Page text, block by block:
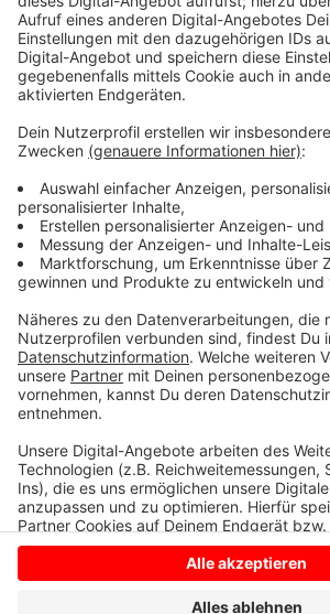
empfohlenen Herdenschutzes.
Abschuss keine Lösung und dürfe
Mittel sein. Denn einmal besetzte
würden von anderen Wölfen wieder
ebenfalls lernen, Weidetiere als Beute
endlich ganz NRW als Fördergebiet
die Tierhalter seien in der Pflicht, die
Verfügung gestellten Mittel zu nutzen,
Nutztiere wolfssicher zu schützen.
Anzeige
Anzeige